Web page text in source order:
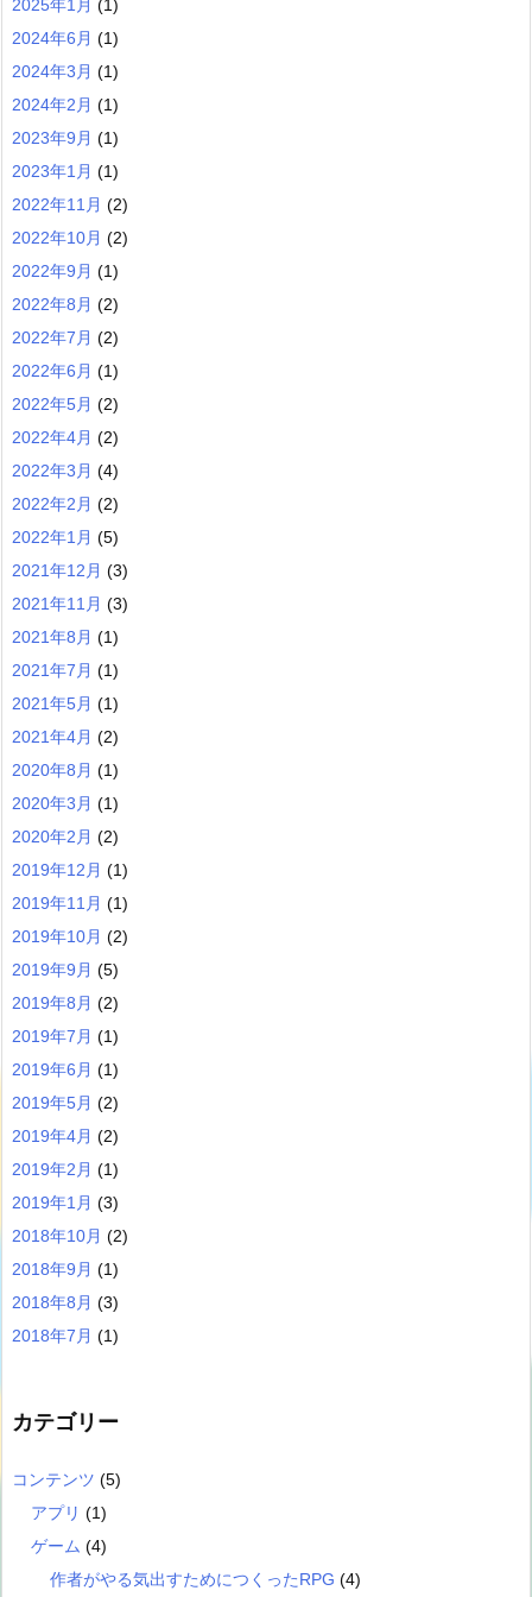
2025年1月 (1)
2024年6月 (1)
2024年3月 (1)
2024年2月 (1)
2023年9月 (1)
2023年1月 (1)
2022年11月 (2)
2022年10月 (2)
2022年9月 (1)
2022年8月 (2)
2022年7月 (2)
2022年6月 (1)
2022年5月 (2)
2022年4月 (2)
2022年3月 (4)
2022年2月 (2)
2022年1月 (5)
2021年12月 (3)
2021年11月 (3)
2021年8月 (1)
2021年7月 (1)
2021年5月 (1)
2021年4月 (2)
2020年8月 (1)
2020年3月 (1)
2020年2月 (2)
2019年12月 (1)
2019年11月 (1)
2019年10月 (2)
2019年9月 (5)
2019年8月 (2)
2019年7月 (1)
2019年6月 (1)
2019年5月 (2)
2019年4月 (2)
2019年2月 (1)
2019年1月 (3)
2018年10月 (2)
2018年9月 (1)
2018年8月 (3)
2018年7月 (1)
カテゴリー
コンテンツ (5)
アプリ (1)
ゲーム (4)
作者がやる気出すためにつくったRPG (4)